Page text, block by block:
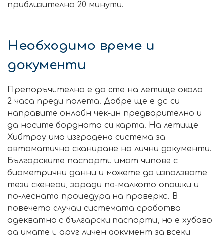
приблизително 20 минути.
Необходимо време и
документи
Препоръчително е да сте на летище около
2 часа преди полета. Добре ще е да си
направите онлайн чек-ин предварително и
да носите бордната си карта. На летище
Хийтроу има изградена система за
автоматично сканиране на лични документи.
Българските паспорти имат чипове с
биометрични данни и можете да използвате
тези скенери, заради по-малкото опашки и
по-лесната процедура на проверка. В
повечето случаи системата сработва
адекватно с български паспорти, но е хубаво
да имате и друг личен документ за всеки